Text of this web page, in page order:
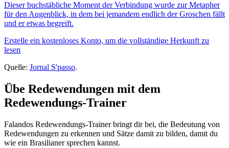
Dieser buchstäbliche Moment der Verbindung wurde zur Metapher
für den Augenblick, in dem bei jemandem endlich der Groschen fällt
und er etwas begreift.
Erstelle ein kostenloses Konto, um die vollständige Herkunft zu
lesen
Quelle: Jornal S'passo.
Übe Redewendungen mit dem
Redewendungs-Trainer
Falandos Redewendungs-Trainer bringt dir bei, die Bedeutung von
Redewendungen zu erkennen und Sätze damit zu bilden, damit du
wie ein Brasilianer sprechen kannst.